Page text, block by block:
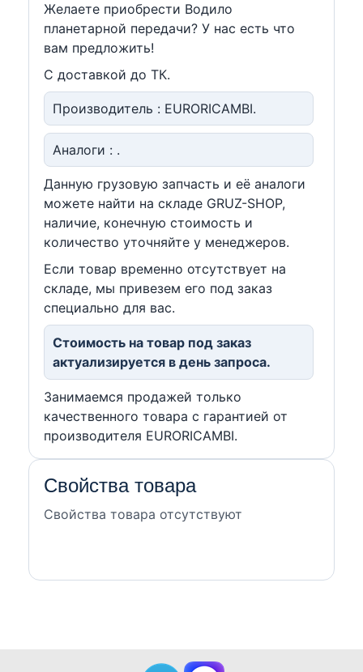
Желаете приобрести Водило
планетарной передачи? У нас есть что
вам предложить!
С доставкой до ТК.
Производитель : EURORICAMBI.
Аналоги : .
Данную грузовую запчасть и её аналоги
можете найти на складе GRUZ-SHOP,
наличие, конечную стоимость и
количество уточняйте у менеджеров.
Если товар временно отсутствует на
складе, мы привезем его под заказ
специально для вас.
Стоимость на товар под заказ
актуализируется в день запроса.
Занимаемся продажей только
качественного товара с гарантией от
производителя EURORICAMBI.
Свойства товара
Свойства товара отсутствуют